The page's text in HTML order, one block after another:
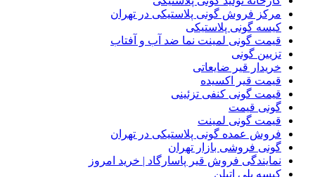
مرکز فروش گونی پلاستیکی در تهران
کیسه گونی پلاستیکی
قیمت گونی لمینت نما ضد آب و آفتاب
تزیین گونی
خریدار قیر ضایعاتی
قیمت قیر اکسیده
قیمت گونی کنفی تزئینی
گونی قیمت
قیمت گونی لمینت
فروش عمده گونی پلاستیکی در تهران
گونی فروشی بازار تهران
نمایندگی فروش قیر پاسارگاد | خرید امروز
کیسه پلی اتیلن